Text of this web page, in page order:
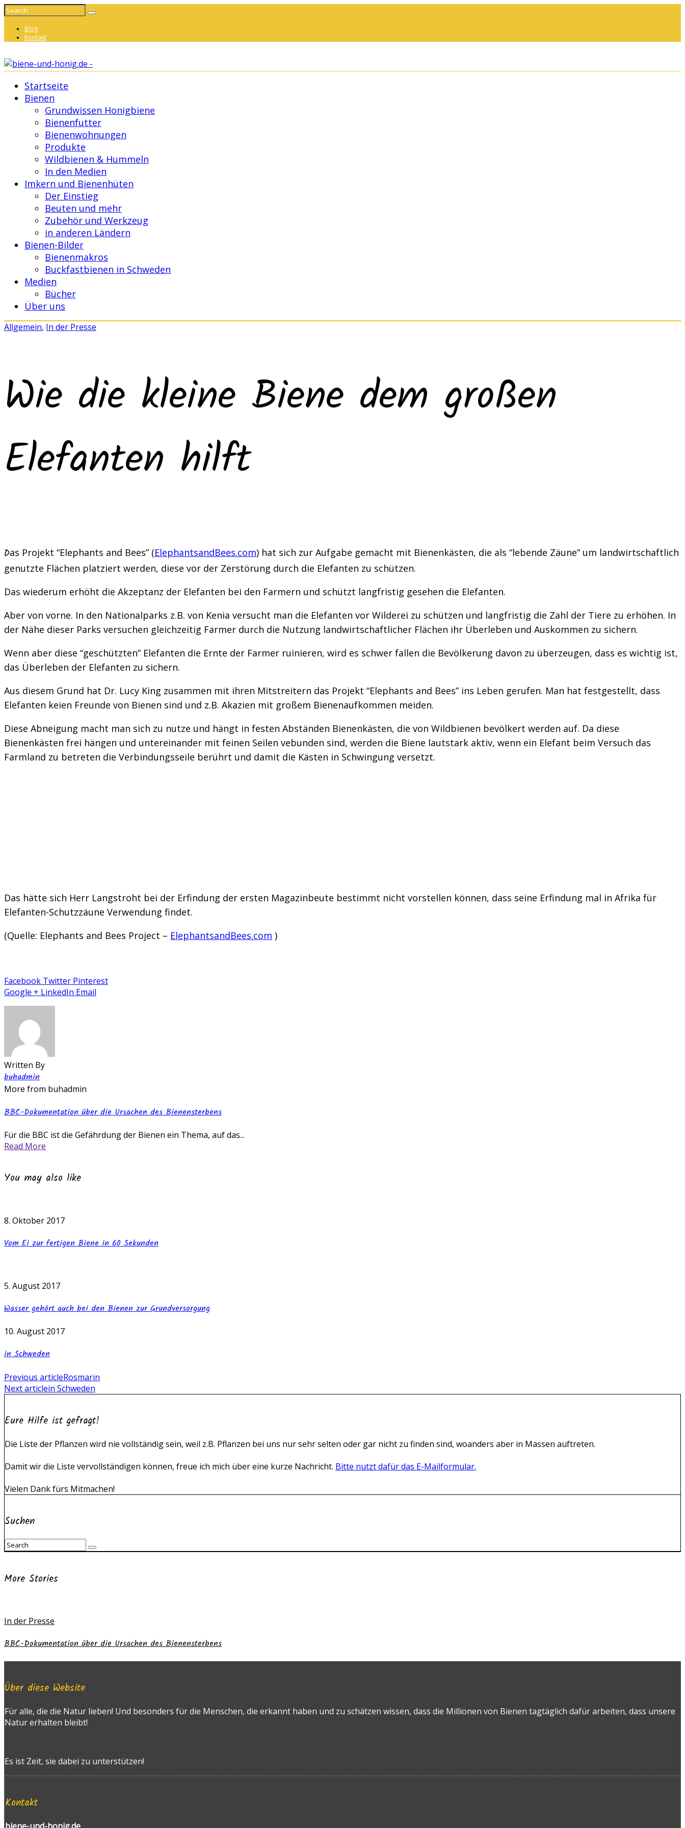
Blog
Kontakt
Startseite
Bienen
Grundwissen Honigbiene
Bienenfutter
Bienenwohnungen
Produkte
Wildbienen & Hummeln
In den Medien
Imkern und Bienenhüten
Der Einstieg
Beuten und mehr
Zubehör und Werkzeug
in anderen Ländern
Bienen-Bilder
Bienenmakros
Buckfastbienen in Schweden
Medien
Bücher
Über uns
Allgemein, In der Presse
Wie die kleine Biene dem großen
Elefanten hilft
Das Projekt “Elephants and Bees” (ElephantsandBees.com) hat sich zur Aufgabe gemacht mit Bienenkästen, die als “lebende Zäune” um landwirtschaftlich
genutzte Flächen platziert werden, diese vor der Zerstörung durch die Elefanten zu schützen.
Das wiederum erhöht die Akzeptanz der Elefanten bei den Farmern und schützt langfristig gesehen die Elefanten.
Aber von vorne. In den Nationalparks z.B. von Kenia versucht man die Elefanten vor Wilderei zu schützen und langfristig die Zahl der Tiere zu erhöhen. In
der Nähe dieser Parks versuchen gleichzeitig Farmer durch die Nutzung landwirtschaftlicher Flächen ihr Überleben und Auskommen zu sichern.
Wenn aber diese “geschützten” Elefanten die Ernte der Farmer ruinieren, wird es schwer fallen die Bevölkerung davon zu überzeugen, dass es wichtig ist,
das Überleben der Elefanten zu sichern.
Aus diesem Grund hat Dr. Lucy King zusammen mit ihren Mitstreitern das Projekt “Elephants and Bees” ins Leben gerufen. Man hat festgestellt, dass
Elefanten keien Freunde von Bienen sind und z.B. Akazien mit großem Bienenaufkommen meiden.
Diese Abneigung macht man sich zu nutze und hängt in festen Abständen Bienenkästen, die von Wildbienen bevölkert werden auf. Da diese
Bienenkästen frei hängen und untereinander mit feinen Seilen vebunden sind, werden die Biene lautstark aktiv, wenn ein Elefant beim Versuch das
Farmland zu betreten die Verbindungsseile berührt und damit die Kästen in Schwingung versetzt.
Das hätte sich Herr Langstroht bei der Erfindung der ersten Magazinbeute bestimmt nicht vorstellen können, dass seine Erfindung mal in Afrika für
Elefanten-Schutzzäune Verwendung findet.
(Quelle: Elephants and Bees Project – ElephantsandBees.com )
Facebook Twitter Pinterest
Google + LinkedIn Email
Written By
buhadmin
More from buhadmin
BBC-Dokumentation über die Ursachen des Bienensterbens
Für die BBC ist die Gefährdung der Bienen ein Thema, auf das...
Read More
You may also like
8. Oktober 2017
Vom Ei zur fertigen Biene in 60 Sekunden
5. August 2017
Wasser gehört auch bei den Bienen zur Grundversorgung
10. August 2017
in Schweden
Previous articleRosmarin
Next articlein Schweden
Eure Hilfe ist gefragt!
Die Liste der Pflanzen wird nie vollständig sein, weil z.B. Pflanzen bei uns nur sehr selten oder gar nicht zu finden sind, woanders aber in Massen auftreten.
Damit wir die Liste vervollständigen können, freue ich mich über eine kurze Nachricht. Bitte nutzt dafür das E-Mailformular.
Vielen Dank fürs Mitmachen!
Suchen
More Stories
In der Presse
BBC-Dokumentation über die Ursachen des Bienensterbens
Über diese Website
Für alle, die die Natur lieben! Und besonders für die Menschen, die erkannt haben und zu schätzen wissen, dass die Millionen von Bienen tagtäglich dafür arbeiten, dass unsere
Natur erhalten bleibt!
Es ist Zeit, sie dabei zu unterstützen!
Kontakt